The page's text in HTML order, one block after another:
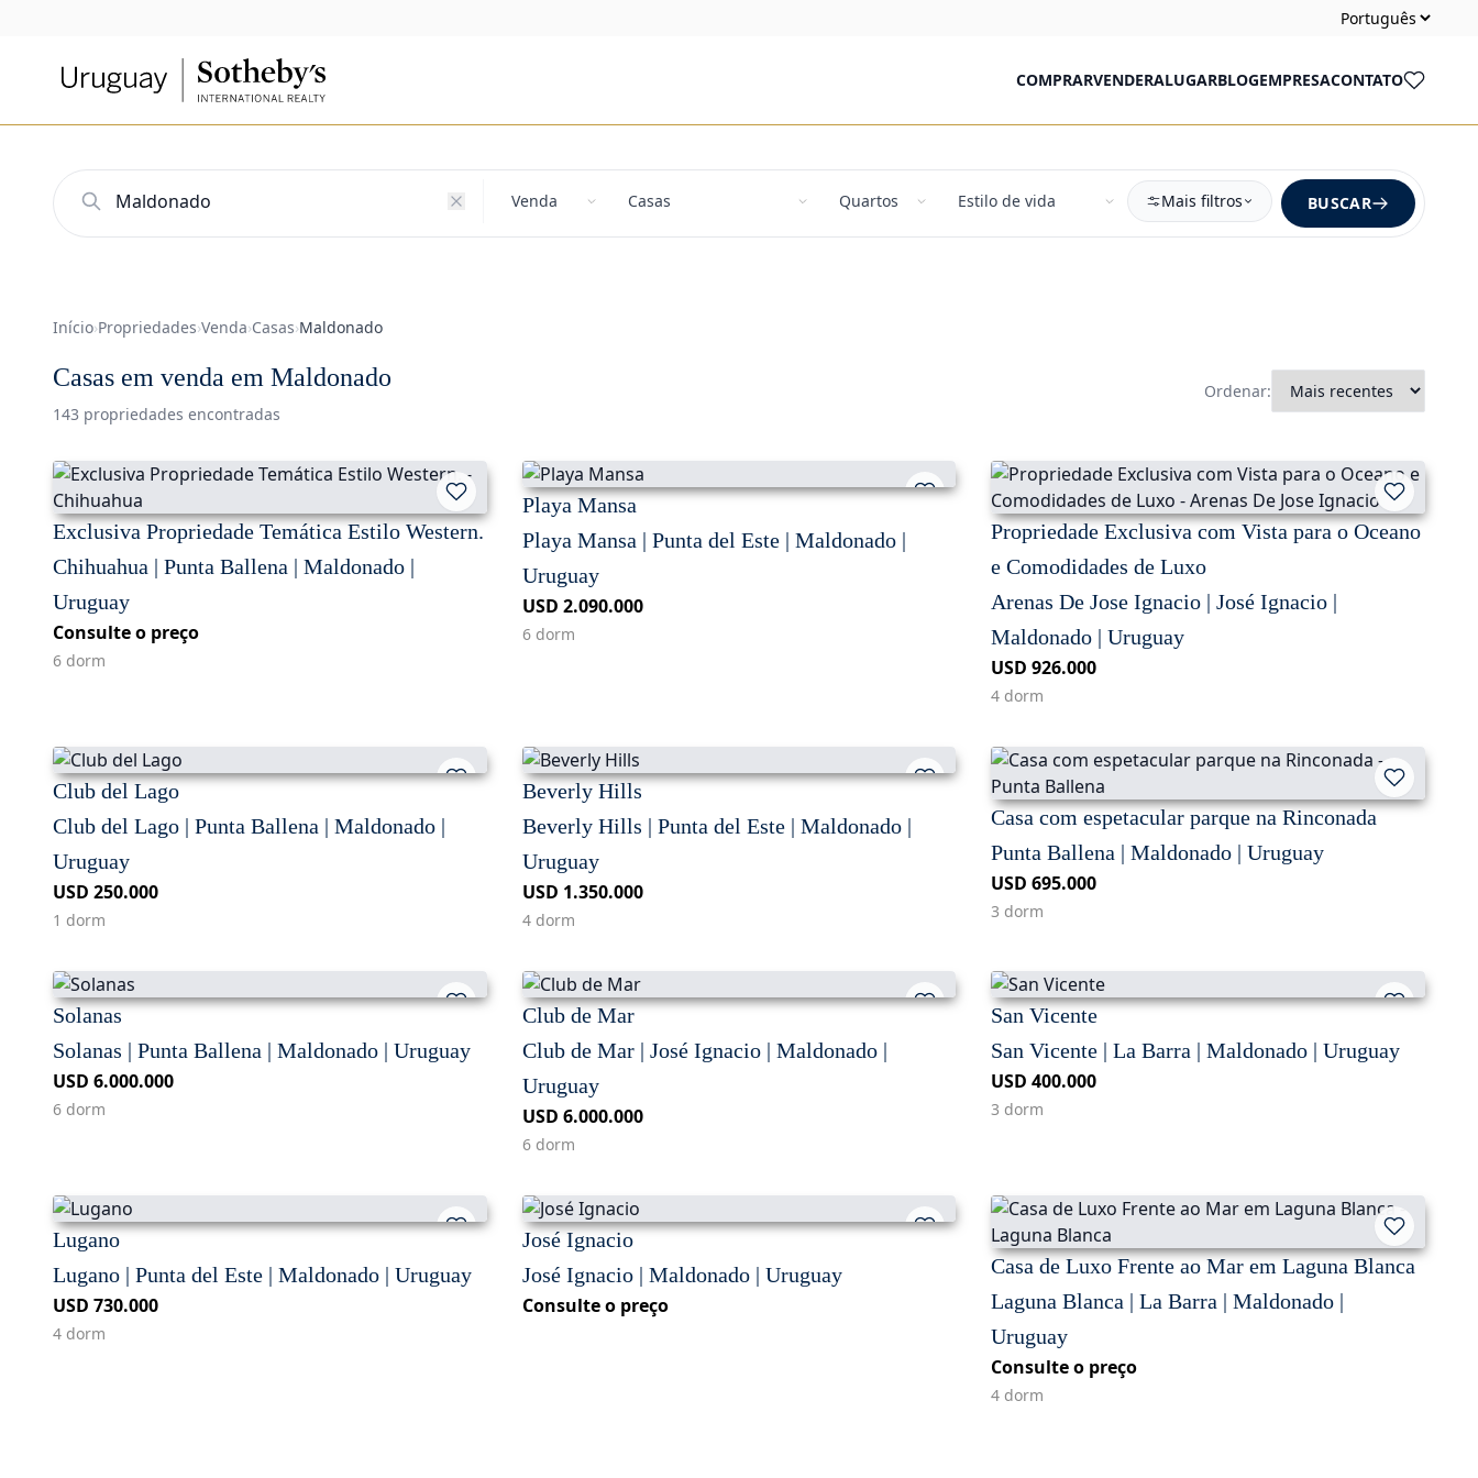
COMPRARVENDERALUGARBLOGEMPRESACONTATO
Mais filtros BUSCAR
Início›Propriedades›Venda›Casas›Maldonado
Casas em venda em Maldonado
143 propriedades encontradas
Ordenar:
Exclusiva Propriedade Temática Estilo Western.
Chihuahua | Punta Ballena | Maldonado |
Uruguay
Consulte o preço
6 dorm
Playa Mansa
Playa Mansa | Punta del Este | Maldonado |
Uruguay
USD 2.090.000
6 dorm
Propriedade Exclusiva com Vista para o Oceano
e Comodidades de Luxo
Arenas De Jose Ignacio | José Ignacio |
Maldonado | Uruguay
USD 926.000
4 dorm
Club del Lago
Club del Lago | Punta Ballena | Maldonado |
Uruguay
USD 250.000
1 dorm
Beverly Hills
Beverly Hills | Punta del Este | Maldonado |
Uruguay
USD 1.350.000
4 dorm
Casa com espetacular parque na Rinconada
Punta Ballena | Maldonado | Uruguay
USD 695.000
3 dorm
Solanas
Solanas | Punta Ballena | Maldonado | Uruguay
USD 6.000.000
6 dorm
Club de Mar
Club de Mar | José Ignacio | Maldonado |
Uruguay
USD 6.000.000
6 dorm
San Vicente
San Vicente | La Barra | Maldonado | Uruguay
USD 400.000
3 dorm
Lugano
Lugano | Punta del Este | Maldonado | Uruguay
USD 730.000
4 dorm
José Ignacio
José Ignacio | Maldonado | Uruguay
Consulte o preço
Casa de Luxo Frente ao Mar em Laguna Blanca
Laguna Blanca | La Barra | Maldonado |
Uruguay
Consulte o preço
4 dorm